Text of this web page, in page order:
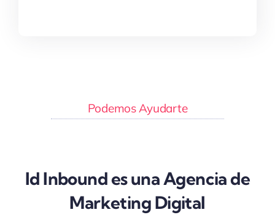
Podemos Ayudarte
Id Inbound es una Agencia de
Marketing Digital